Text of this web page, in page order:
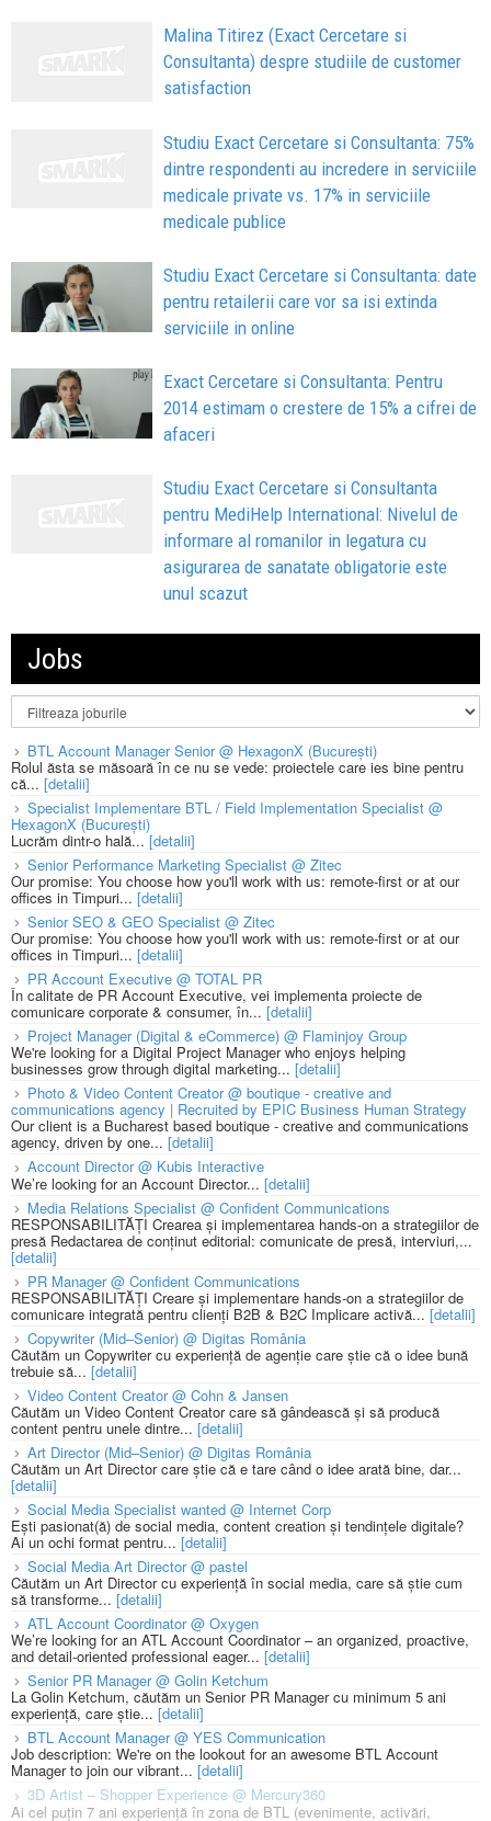
Malina Titirez (Exact Cercetare si
Consultanta) despre studiile de customer
satisfaction
Studiu Exact Cercetare si Consultanta: 75%
dintre respondenti au incredere in serviciile
medicale private vs. 17% in serviciile
medicale publice
Studiu Exact Cercetare si Consultanta: date
pentru retailerii care vor sa isi extinda
serviciile in online
Exact Cercetare si Consultanta: Pentru
2014 estimam o crestere de 15% a cifrei de
afaceri
Studiu Exact Cercetare si Consultanta
pentru MediHelp International: Nivelul de
informare al romanilor in legatura cu
asigurarea de sanatate obligatorie este
unul scazut
Jobs
BTL Account Manager Senior @ HexagonX (București)
Rolul ăsta se măsoară în ce nu se vede: proiectele care ies bine pentru
că... [detalii]
Specialist Implementare BTL / Field Implementation Specialist @
HexagonX (București)
Lucrăm dintr-o hală...[detalii]
Senior Performance Marketing Specialist @ Zitec
Our promise: You choose how you'll work with us: remote-first or at our
offices in Timpuri... [detalii]
Senior SEO & GEO Specialist @ Zitec
Our promise: You choose how you'll work with us: remote-first or at our
offices in Timpuri... [detalii]
PR Account Executive @ TOTAL PR
În calitate de PR Account Executive, vei implementa proiecte de
comunicare corporate & consumer, în... [detalii]
Project Manager (Digital & eCommerce) @ Flaminjoy Group
We're looking for a Digital Project Manager who enjoys helping
businesses grow through digital marketing... [detalii]
Photo & Video Content Creator @ boutique - creative and
communications agency | Recruited by EPIC Business Human Strategy
Our client is a Bucharest based boutique - creative and communications
agency, driven by one... [detalii]
Account Director @ Kubis Interactive
We’re looking for an Account Director... [detalii]
Media Relations Specialist @ Confident Communications
RESPONSABILITĂȚI Crearea și implementarea hands-on a strategiilor de
presă Redactarea de conținut editorial: comunicate de presă, interviuri,...
[detalii]
PR Manager @ Confident Communications
RESPONSABILITĂȚI Creare și implementare hands-on a strategiilor de
comunicare integrată pentru clienți B2B & B2C Implicare activă... [detalii]
Copywriter (Mid–Senior) @ Digitas România
Căutăm un Copywriter cu experiență de agenție care știe că o idee bună
trebuie să... [detalii]
Video Content Creator @ Cohn & Jansen
Căutăm un Video Content Creator care să gândească și să producă
content pentru unele dintre... [detalii]
Art Director (Mid–Senior) @ Digitas România
Căutăm un Art Director care știe că e tare când o idee arată bine, dar...
[detalii]
Social Media Specialist wanted @ Internet Corp
Ești pasionat(ă) de social media, content creation și tendințele digitale?
Ai un ochi format pentru... [detalii]
Social Media Art Director @ pastel
Căutăm un Art Director cu experiență în social media, care să știe cum
să transforme... [detalii]
ATL Account Coordinator @ Oxygen
We’re looking for an ATL Account Coordinator – an organized, proactive,
and detail-oriented professional eager... [detalii]
Senior PR Manager @ Golin Ketchum
La Golin Ketchum, căutăm un Senior PR Manager cu minimum 5 ani
experiență, care știe... [detalii]
BTL Account Manager @ YES Communication
Job description: We're on the lookout for an awesome BTL Account
Manager to join our vibrant... [detalii]
3D Artist – Shopper Experience @ Mercury360
Ai cel puțin 7 ani experiență în zona de BTL (evenimente, activări,